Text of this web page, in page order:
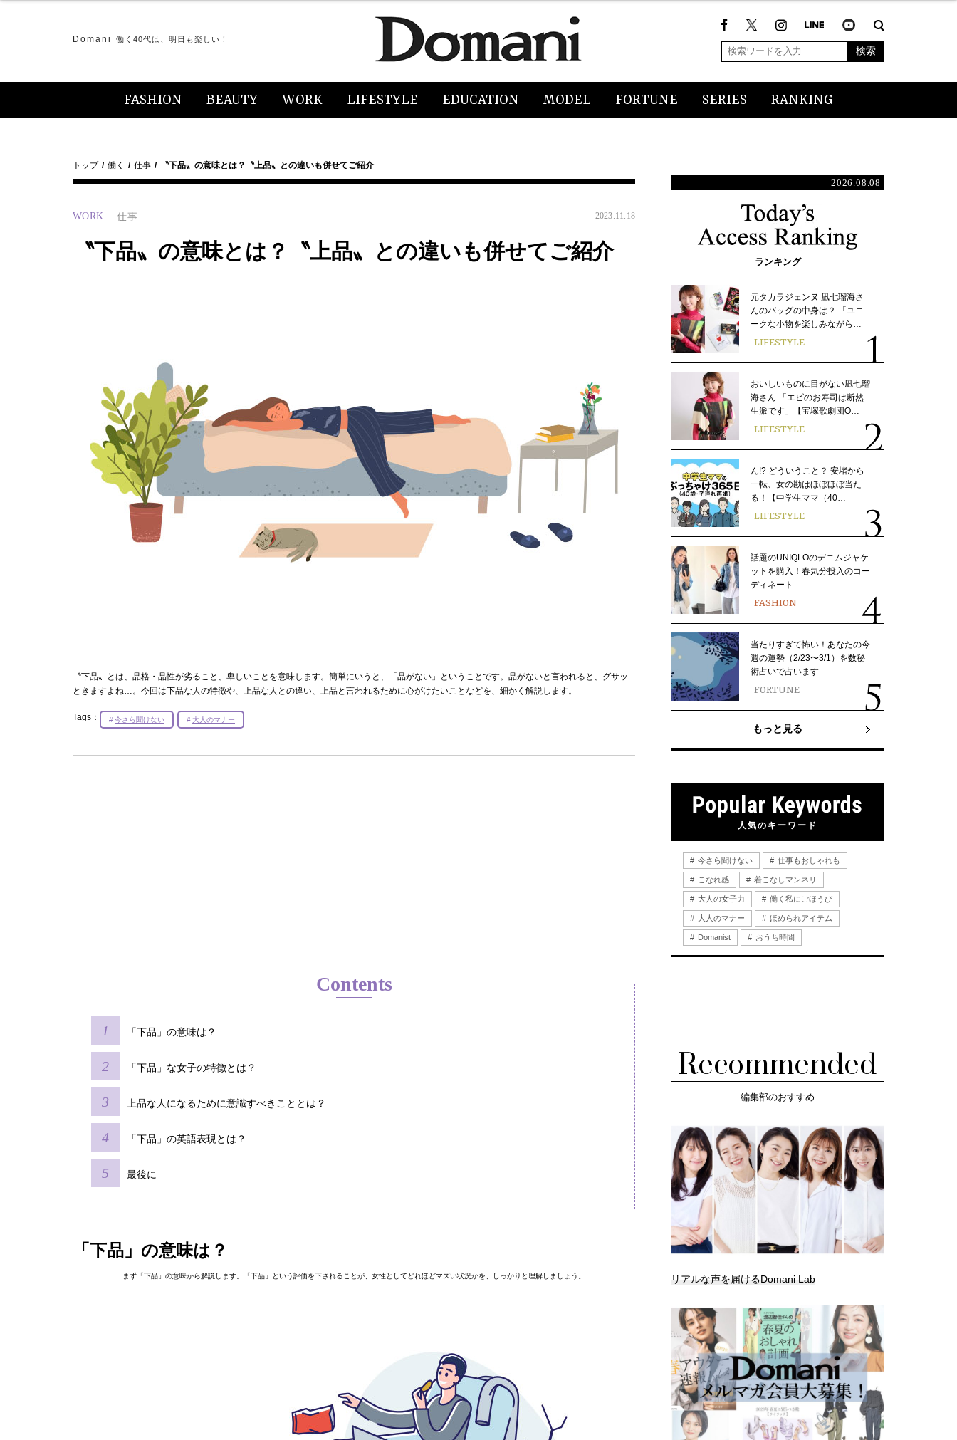
Domani 働く40代は、明日も楽しい！
検索
FASHION BEAUTY WORK LIFESTYLE EDUCATION MODEL FORTUNE SERIES RANKING
トップ 働く 仕事 〝下品〟の意味とは？〝上品〟との違いも併せてご紹介
WORK 仕事 2023.11.18
〝下品〟の意味とは？〝上品〟との違いも併せてご紹介
〝下品〟とは、品格・品性が劣ること、卑しいことを意味します。簡単にいうと、「品がない」ということです。品がないと言われると、グサッ
ときますよね…。今回は下品な人の特徴や、上品な人との違い、上品と言われるために心がけたいことなどを、細かく解説します。
Tags： 今さら聞けない 大人のマナー
Contents
「下品」の意味は？
「下品」な女子の特徴とは？
上品な人になるために意識すべきこととは？
「下品」の英語表現とは？
最後に
「下品」の意味は？
まず「下品」の意味から解説します。「下品」という評価を下されることが、女性としてどれほどマズい状況かを、しっかりと理解しましょう。
2026.08.08
ランキング
元タカラジェンヌ 凪七瑠海さ
んのバッグの中身は？ 「ユニ
ークな小物を楽しみながら…
LIFESTYLE
おいしいものに目がない凪七瑠
海さん 「エビのお寿司は断然
生派です」【宝塚歌劇団O…
LIFESTYLE
ん!? どういうこと？ 安堵から
一転、女の勘はほぼほぼ当た
る！【中学生ママ（40…
LIFESTYLE
話題のUNIQLOのデニムジャケ
ットを購入！春気分投入のコー
ディネート
FASHION
当たりすぎて怖い！あなたの今
週の運勢（2/23〜3/1）を数秘
術占いで占います
FORTUNE
もっと見る
人気のキーワード
今さら聞けない 仕事もおしゃれも
こなれ感 着こなしマンネリ
大人の女子力 働く私にごほうび
大人のマナー ほめられアイテム
Domanist おうち時間
Recommended
編集部のおすすめ
リアルな声を届けるDomani Lab